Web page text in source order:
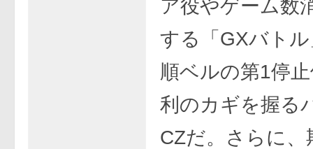
ア役やゲーム数
する「GXバト
順ベルの第1停
利のカギを握る
CZだ。さらに、